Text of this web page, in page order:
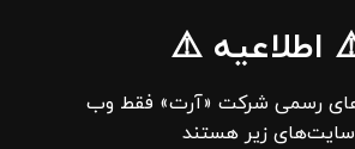
اطلاعیه ⚠️
رسمی شرکت «آرت» فقط وب‌
سایت‌های زیر هستند